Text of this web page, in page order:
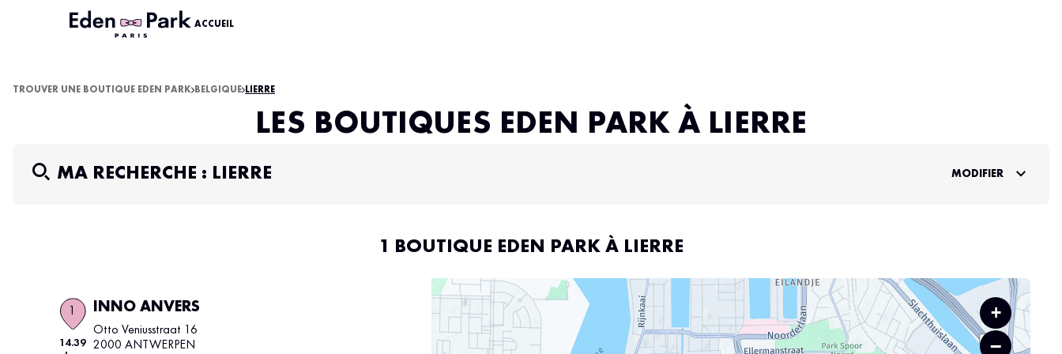
ACCUEIL
TROUVER UNE BOUTIQUE EDEN PARK BELGIQUE LIERRE
LES BOUTIQUES EDEN PARK À LIERRE
MA RECHERCHE : LIERRE MODIFIER
1 BOUTIQUE EDEN PARK À LIERRE
14.39
INNO ANVERS
Otto Veniusstraat 16
2000 ANTWERPEN
+
−